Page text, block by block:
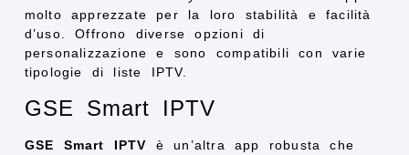
molto apprezzate per la loro stabilità e facilità
d’uso. Offrono diverse opzioni di
personalizzazione e sono compatibili con varie
tipologie di liste IPTV.
GSE Smart IPTV
GSE Smart IPTV
è un’altra app robusta che